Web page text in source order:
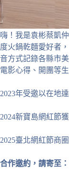
嗨！我是袁彬蔡凱
度火鍋乾麵愛好者
音方式記錄各縣市
電影心得、開團等
2023年受邀以在地
2024新寶島網紅節
2025臺北網紅節商
合作邀約，請寄至：